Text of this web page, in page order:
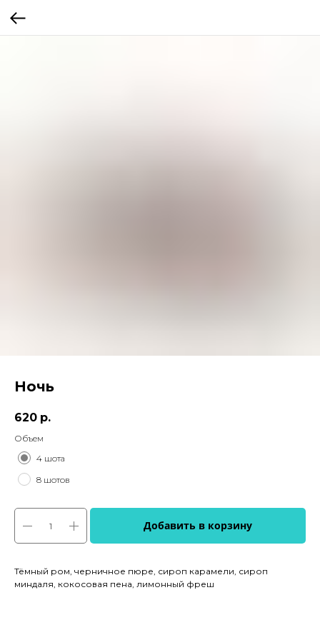
Ночь
620 р.
Объем
4 шота
8 шотов
Добавить в корзину
Тёмный ром, черничное пюре, сироп карамели, сироп
миндаля, кокосовая пена, лимонный фреш